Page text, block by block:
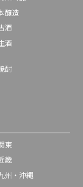
醸造
酒
酒
酎
東
畿
州・沖縄